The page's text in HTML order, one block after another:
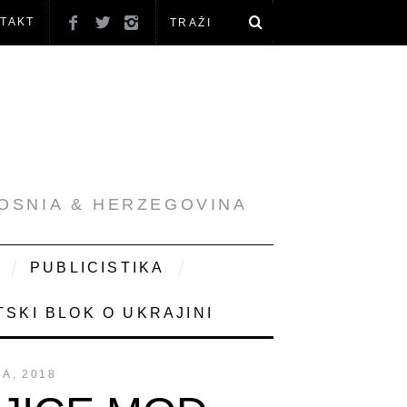
& HERZEGOVINA
PUBLICISTIKA
BLOK O UKRAJINI
2018